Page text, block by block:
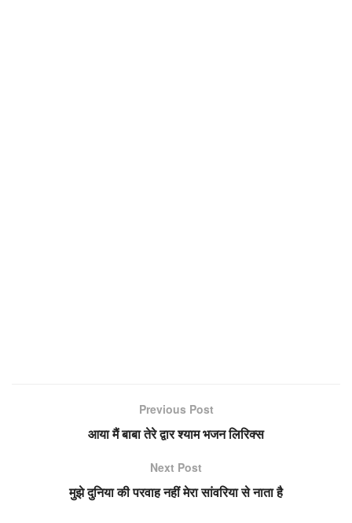
Previous Post
आया मैं बाबा तेरे द्वार श्याम भजन लिरिक्स
Next Post
मुझे दुनिया की परवाह नहीं मेरा सांवरिया से नाता है